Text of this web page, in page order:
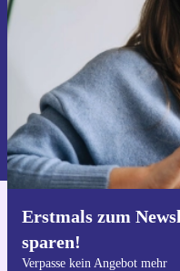
Erstmals zum
sparen!
Verpasse kein Angebot mehr
Informationen über die
du in unserer
Hol